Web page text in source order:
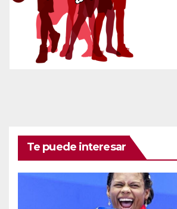
Te puede interesar